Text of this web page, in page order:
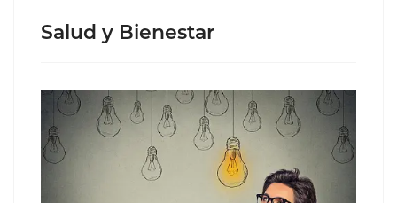
Salud y Bienestar